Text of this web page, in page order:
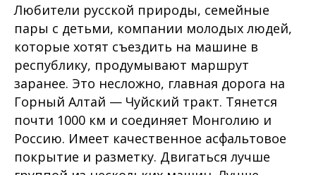
Любители русской природы, семейные
пары с детьми, компании молодых людей,
которые хотят съездить на машине в
республику, продумывают маршрут
заранее. Это несложно, главная дорога на
Горный Алтай — Чуйский тракт. Тянется
почти 1000 км и соединяет Монголию и
Россию. Имеет качественное асфальтовое
покрытие и разметку. Двигаться лучше